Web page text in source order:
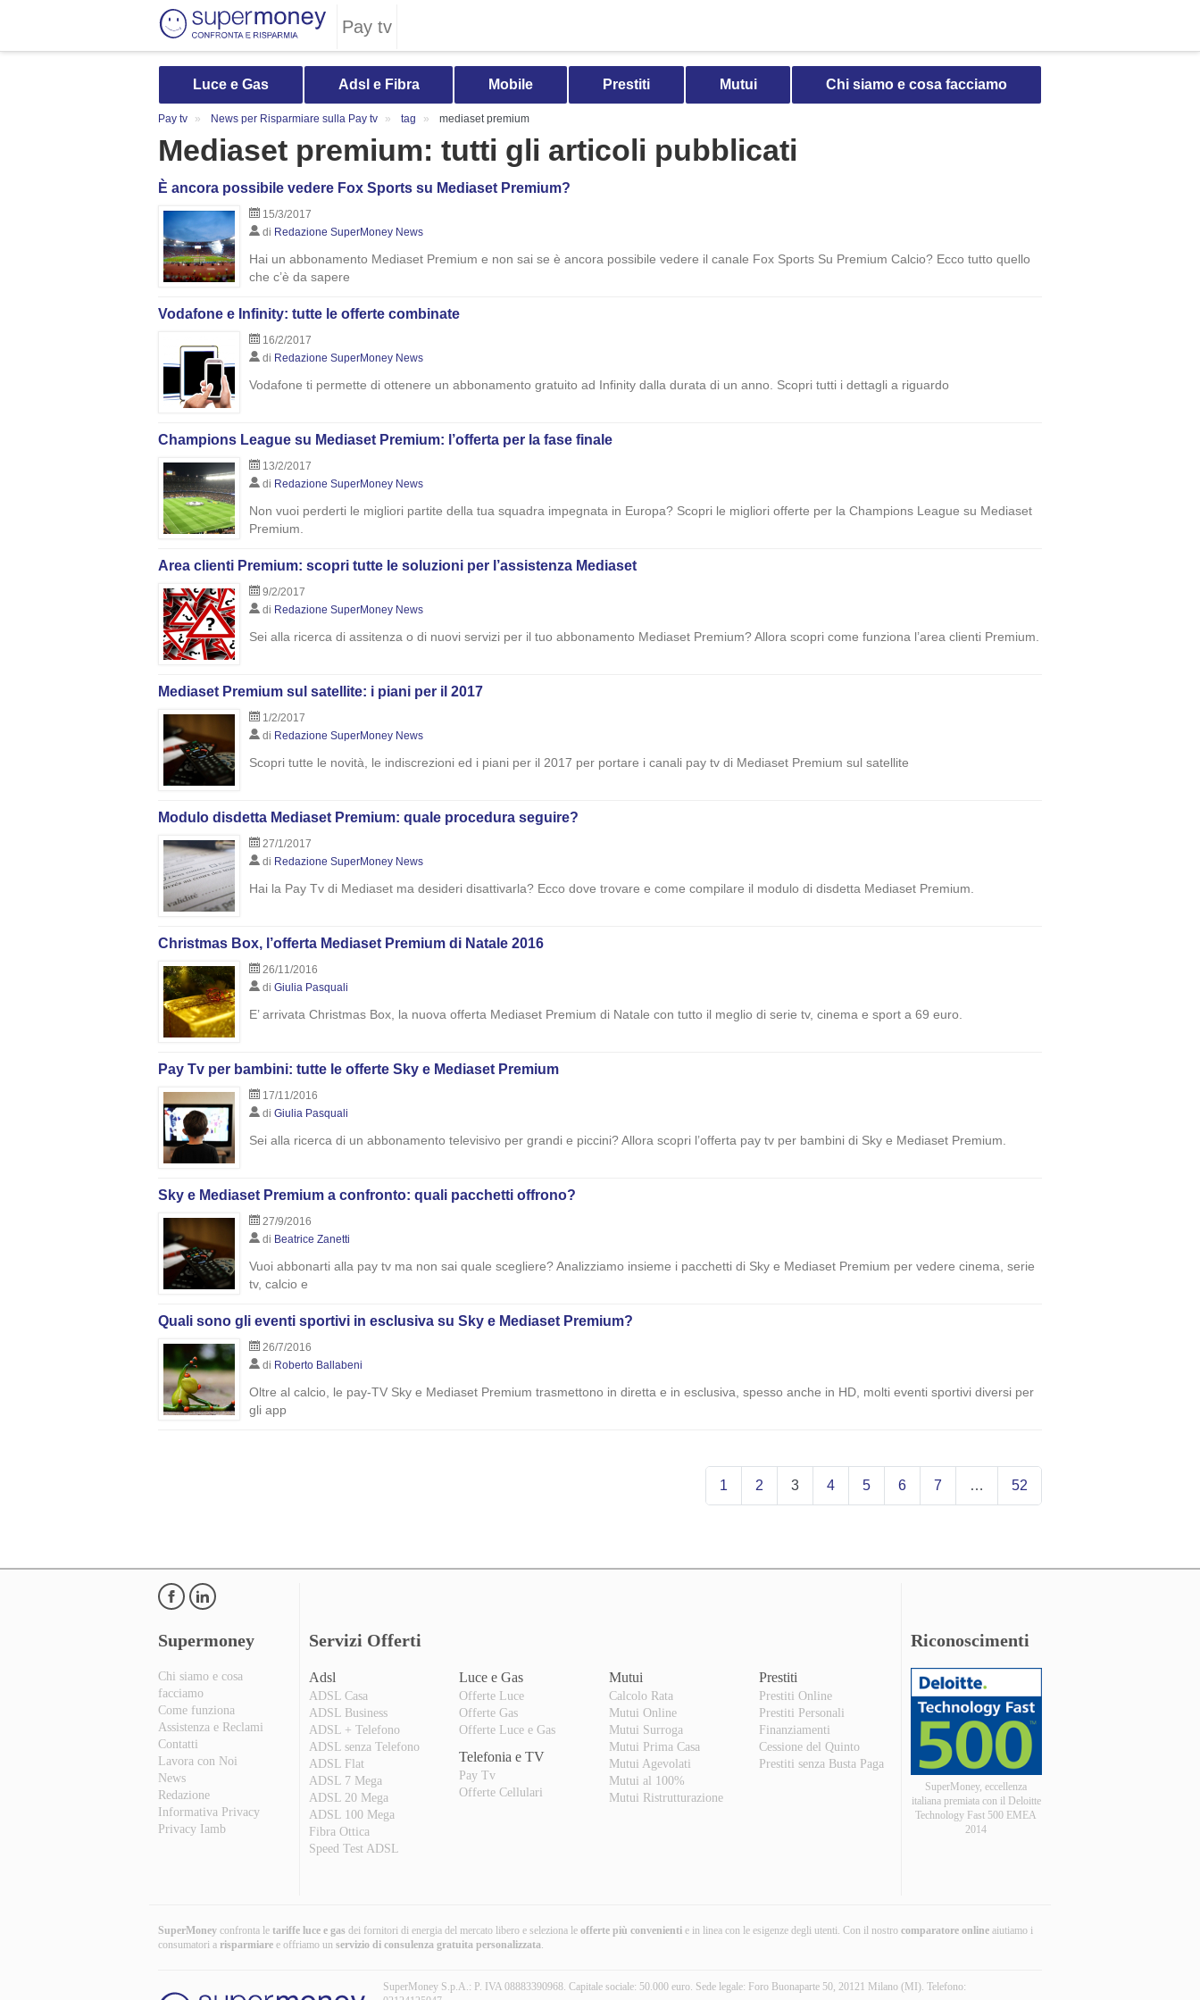
Pay tv
Luce e Gas Adsl e Fibra Mobile Prestiti Mutui Chi siamo e cosa facciamo
Pay tv News per Risparmiare sulla Pay tv tag mediaset premium
Mediaset premium: tutti gli articoli pubblicati
È ancora possibile vedere Fox Sports su Mediaset Premium?
15/3/2017
di Redazione SuperMoney News
Hai un abbonamento Mediaset Premium e non sai se è ancora possibile vedere il canale Fox Sports Su Premium Calcio? Ecco tutto quello
che c’è da sapere
Vodafone e Infinity: tutte le offerte combinate
16/2/2017
di Redazione SuperMoney News
Vodafone ti permette di ottenere un abbonamento gratuito ad Infinity dalla durata di un anno. Scopri tutti i dettagli a riguardo
Champions League su Mediaset Premium: l’offerta per la fase finale
13/2/2017
di Redazione SuperMoney News
Non vuoi perderti le migliori partite della tua squadra impegnata in Europa? Scopri le migliori offerte per la Champions League su Mediaset
Premium.
Area clienti Premium: scopri tutte le soluzioni per l’assistenza Mediaset
9/2/2017
di Redazione SuperMoney News
Sei alla ricerca di assitenza o di nuovi servizi per il tuo abbonamento Mediaset Premium? Allora scopri come funziona l’area clienti Premium.
Mediaset Premium sul satellite: i piani per il 2017
1/2/2017
di Redazione SuperMoney News
Scopri tutte le novità, le indiscrezioni ed i piani per il 2017 per portare i canali pay tv di Mediaset Premium sul satellite
Modulo disdetta Mediaset Premium: quale procedura seguire?
27/1/2017
di Redazione SuperMoney News
Hai la Pay Tv di Mediaset ma desideri disattivarla? Ecco dove trovare e come compilare il modulo di disdetta Mediaset Premium.
Christmas Box, l’offerta Mediaset Premium di Natale 2016
26/11/2016
di Giulia Pasquali
E’ arrivata Christmas Box, la nuova offerta Mediaset Premium di Natale con tutto il meglio di serie tv, cinema e sport a 69 euro.
Pay Tv per bambini: tutte le offerte Sky e Mediaset Premium
17/11/2016
di Giulia Pasquali
Sei alla ricerca di un abbonamento televisivo per grandi e piccini? Allora scopri l’offerta pay tv per bambini di Sky e Mediaset Premium.
Sky e Mediaset Premium a confronto: quali pacchetti offrono?
27/9/2016
di Beatrice Zanetti
Vuoi abbonarti alla pay tv ma non sai quale scegliere? Analizziamo insieme i pacchetti di Sky e Mediaset Premium per vedere cinema, serie
tv, calcio e
Quali sono gli eventi sportivi in esclusiva su Sky e Mediaset Premium?
26/7/2016
di Roberto Ballabeni
Oltre al calcio, le pay-TV Sky e Mediaset Premium trasmettono in diretta e in esclusiva, spesso anche in HD, molti eventi sportivi diversi per
gli app
1 2 3 4 5 6 7 … 52
Supermoney
Chi siamo e cosa
facciamo
Come funziona
Assistenza e Reclami
Contatti
Lavora con Noi
News
Redazione
Informativa Privacy
Privacy Iamb
Servizi Offerti
Adsl
ADSL Casa
ADSL Business
ADSL + Telefono
ADSL senza Telefono
ADSL Flat
ADSL 7 Mega
ADSL 20 Mega
ADSL 100 Mega
Fibra Ottica
Speed Test ADSL
Luce e Gas
Offerte Luce
Offerte Gas
Offerte Luce e Gas
Telefonia e TV
Pay Tv
Offerte Cellulari
Mutui
Calcolo Rata
Mutui Online
Mutui Surroga
Mutui Prima Casa
Mutui Agevolati
Mutui al 100%
Mutui Ristrutturazione
Prestiti
Prestiti Online
Prestiti Personali
Finanziamenti
Cessione del Quinto
Prestiti senza Busta Paga
Riconoscimenti
SuperMoney, eccellenza
italiana premiata con il Deloitte
Technology Fast 500 EMEA
2014
SuperMoney confronta le tariffe luce e gas dei fornitori di energia del mercato libero e seleziona le offerte più convenienti e in linea con le esigenze degli utenti. Con il nostro comparatore online aiutiamo i
consumatori a risparmiare e offriamo un servizio di consulenza gratuita personalizzata.
SuperMoney S.p.A.: P. IVA 08883390968. Capitale sociale: 50.000 euro. Sede legale: Foro Buonaparte 50, 20121 Milano (MI). Telefono: